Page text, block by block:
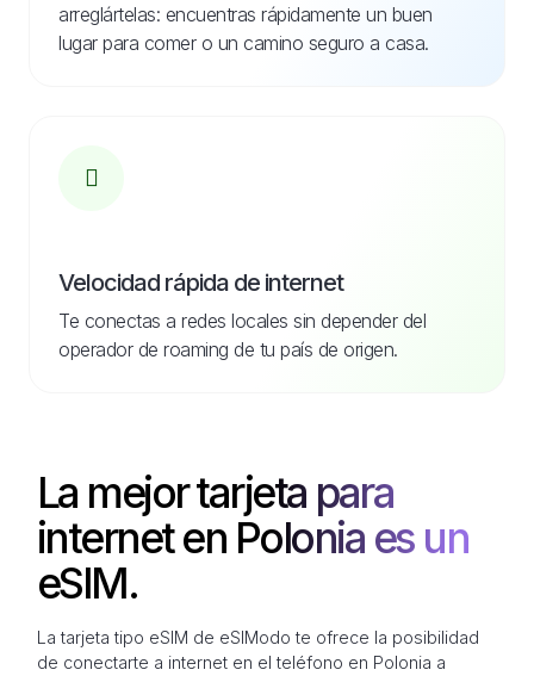
arreglártelas: encuentras rápidamente un buen
lugar para comer o un camino seguro a casa.
Velocidad rápida de internet
Te conectas a redes locales sin depender del
operador de roaming de tu país de origen.
La mejor tarjeta para
internet en Polonia es un
eSIM.
La tarjeta tipo eSIM de eSIModo te ofrece la posibilidad
de conectarte a internet en el teléfono en Polonia a